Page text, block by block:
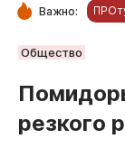
РУБРИКИ
Статьи
Важно:
Общество
резкого